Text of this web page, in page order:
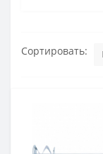
Сортировать: